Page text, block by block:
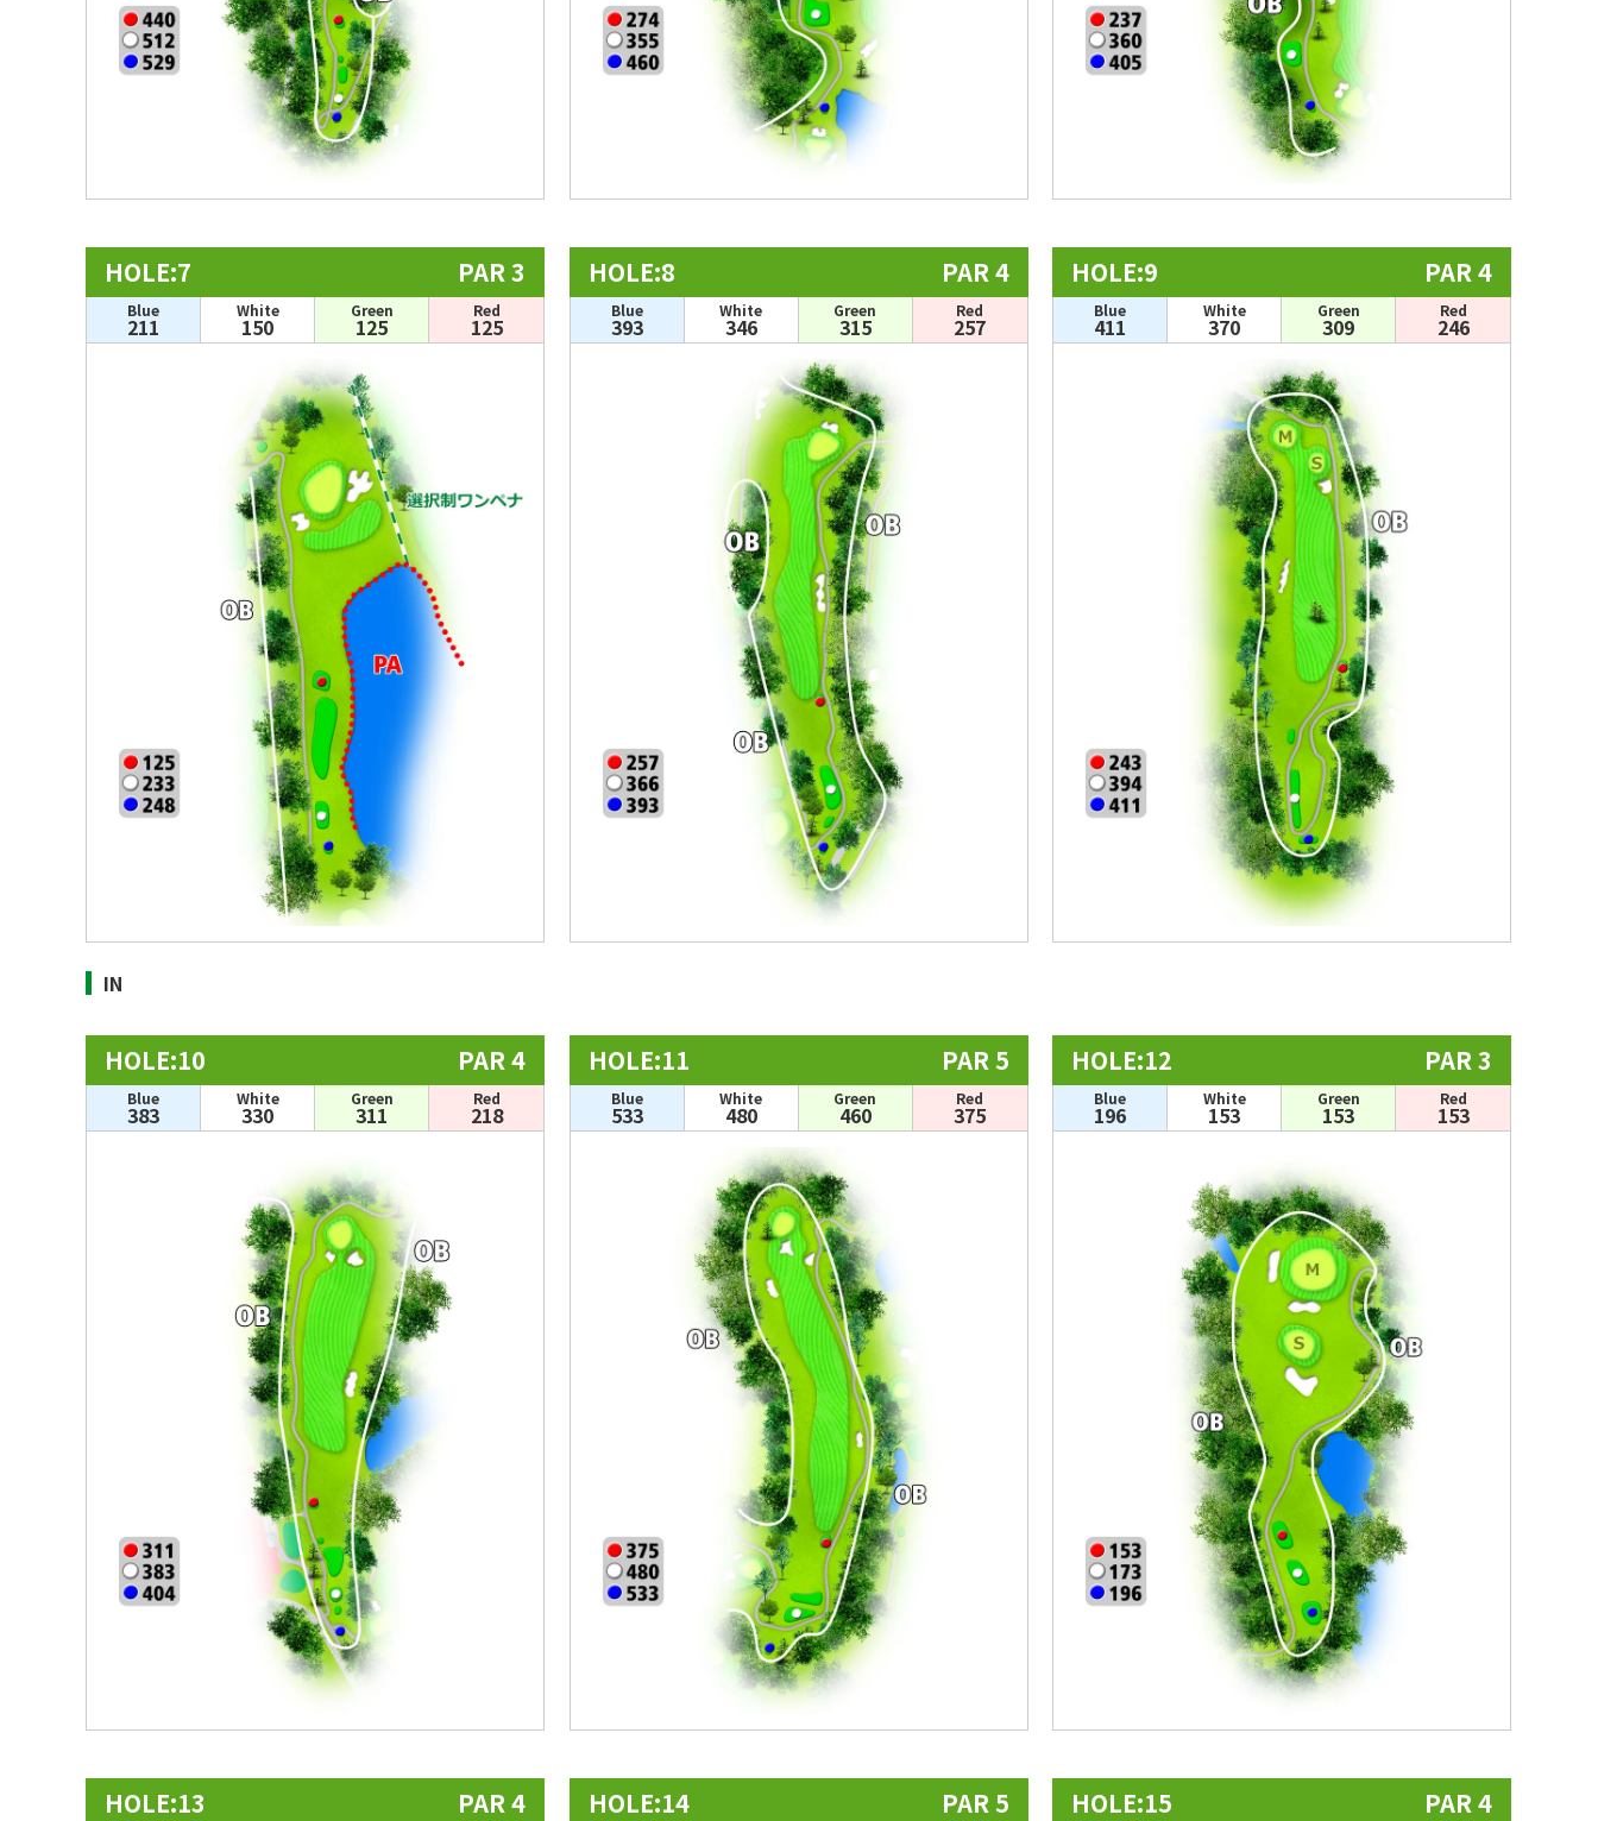
HOLE:7 PAR 3
Blue
211
White
150
Green
125
Red
125
HOLE:8 PAR 4
Blue
393
White
346
Green
315
Red
257
HOLE:9 PAR 4
Blue
411
White
370
Green
309
Red
246
IN
HOLE:10 PAR 4
Blue
383
White
330
Green
311
Red
218
HOLE:11 PAR 5
Blue
533
White
480
Green
460
Red
375
HOLE:12 PAR 3
Blue
196
White
153
Green
153
Red
153
HOLE:13 PAR 4 HOLE:14 PAR 5 HOLE:15 PAR 4